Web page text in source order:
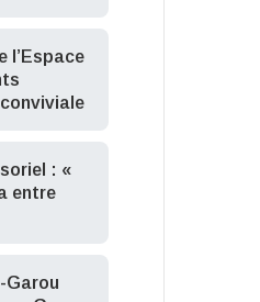
l’Espace
: «
entre
Garou